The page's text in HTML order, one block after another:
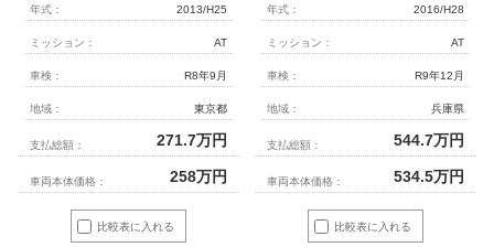
比較表に入れる
年式： 2013/H25
ミッション： AT
車検： R8年9月
地域： 東京都
支払総額： 271.7万円
車両本体価格： 258万円
比較表に入れる
年式： 2016/H28
ミッション： AT
車検： R9年12月
地域： 兵庫県
支払総額： 544.7万円
車両本体価格： 534.5万円